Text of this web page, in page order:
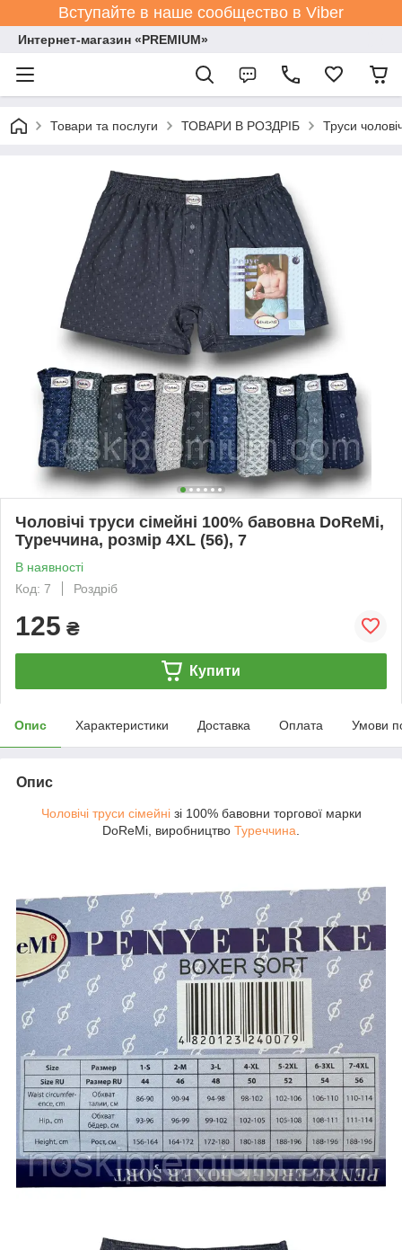
Вступайте в наше сообщество в Viber
Интернет-магазин «PREMIUM»
Товари та послуги ТОВАРИ В РОЗДРІБ Труси
Чоловічі труси сімейні 100% бавовна DoReMi,
Туреччина, розмір 4XL (56), 7
В наявності
Код: 7
Роздріб
125 ₴
Купити
Опис Характеристики Доставка Оплата Умови
Опис
Чоловічі труси сімейнізі 100% бавовни торгової марки
DoReMi, виробництво Туреччина